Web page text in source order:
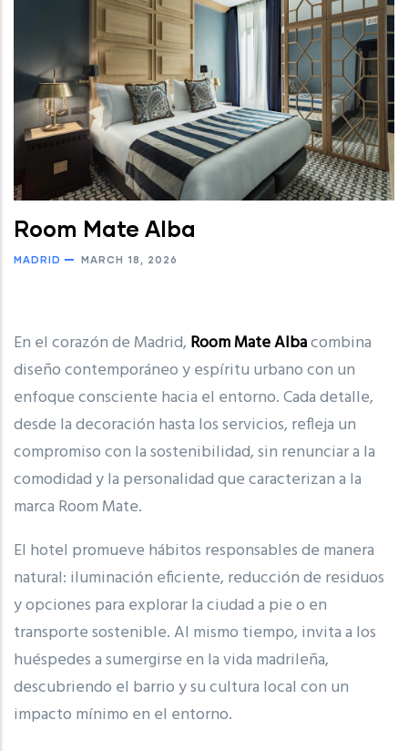
Room Mate Alba
MADRID MARCH 18, 2026
En el corazón de Madrid, Room Mate Albacombina
diseño contemporáneo y espíritu urbano con un
enfoque consciente hacia el entorno. Cada detalle,
desde la decoración hasta los servicios, refleja un
compromiso con la sostenibilidad, sin renunciar a la
comodidad y la personalidad que caracterizan a la
marca Room Mate.
El hotel promueve hábitos responsables de manera
natural: iluminación eficiente, reducción de residuos
y opciones para explorar la ciudad a pie o en
transporte sostenible. Al mismo tiempo, invita a los
huéspedes a sumergirse en la vida madrileña,
descubriendo el barrio y su cultura local con un
impacto mínimo en el entorno.